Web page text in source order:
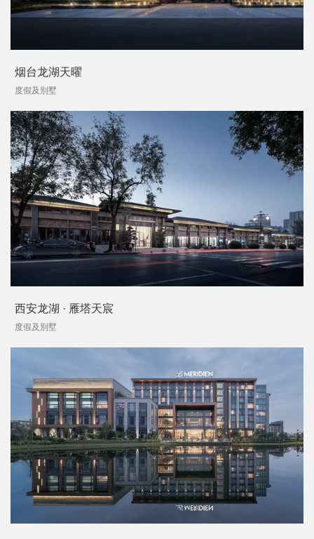
烟台龙湖天曜
度假及別墅
西安龙湖 · 雁塔天宸
度假及別墅